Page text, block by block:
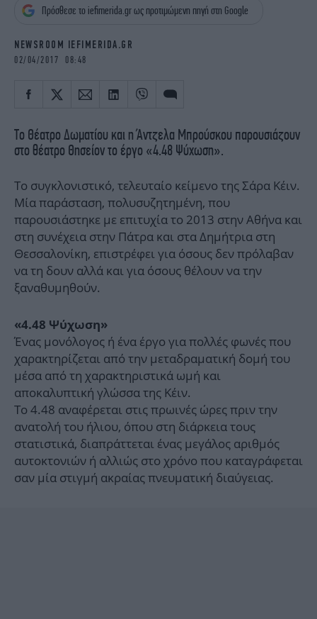
iBOOKS
ΖΩΔΙΑ
MEDIA
NEWSLETTER
Πρόσθεσε το iefimerida.gr ως προτιμώμενη πηγή στη Google
NEWSROOM IEFIMERIDA.GR
02/04/2017 08:48
Tο Θέατρο Δωματίου και η Άντζελα Μπρούσκου παρουσιάζουν
στο θέατρο Θησείον το έργο «4.48 Ψύχωση».
Το συγκλονιστικό, τελευταίο κείμενο της Σάρα Κέιν.
Μία παράσταση, πολυσυζητημένη, που
παρουσιάστηκε με επιτυχία το 2013 στην Αθήνα και
στη συνέχεια στην Πάτρα και στα Δημήτρια στη
Θεσσαλονίκη, επιστρέφει για όσους δεν πρόλαβαν
να τη δουν αλλά και για όσους θέλουν να την
ξαναθυμηθούν.
«4.48 Ψύχωση»
Ένας μονόλογος ή ένα έργο για πολλές φωνές που
χαρακτηρίζεται από την μεταδραματική δομή του
μέσα από τη χαρακτηριστικά ωμή και
αποκαλυπτική γλώσσα της Κέιν.
Το 4.48 αναφέρεται στις πρωινές ώρες πριν την
ανατολή του ήλιου, όπου στη διάρκεια τους
στατιστικά, διαπράττεται ένας μεγάλος αριθμός
αυτοκτονιών ή αλλιώς στο χρόνο που καταγράφεται
σαν μία στιγμή ακραίας πνευματική διαύγειας.